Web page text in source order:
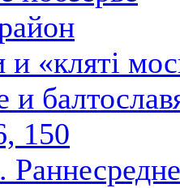
«кляті
и
150